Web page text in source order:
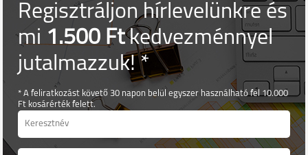
Regisztráljon hírlevelünkre és
mi1.500 Ftkedvezménnyel
jutalmazzuk! *
* A feliratkozást követő 30 napon belül egyszer használható fel 10.000
Ft kosárérték felett.